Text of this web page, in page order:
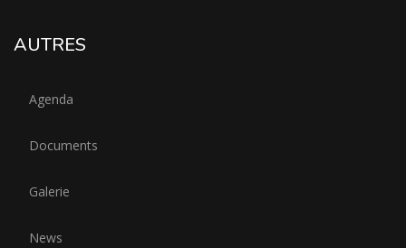
AUTRES
Agenda
Documents
Galerie
News